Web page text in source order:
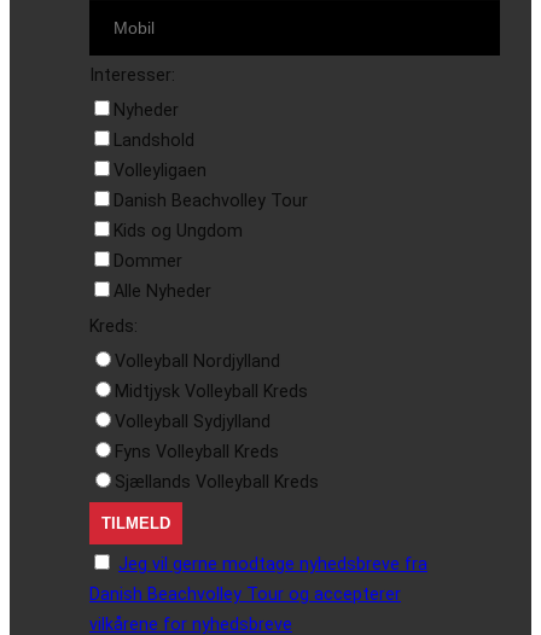
Interesser:
Nyheder
Landshold
Volleyligaen
Danish Beachvolley Tour
Kids og Ungdom
Dommer
Alle Nyheder
Kreds:
Volleyball Nordjylland
Midtjysk Volleyball Kreds
Volleyball Sydjylland
Fyns Volleyball Kreds
Sjællands Volleyball Kreds
Jeg vil gerne modtage nyhedsbreve fra
Danish Beachvolley Tour og accepterer
vilkårene for nyhedsbreve